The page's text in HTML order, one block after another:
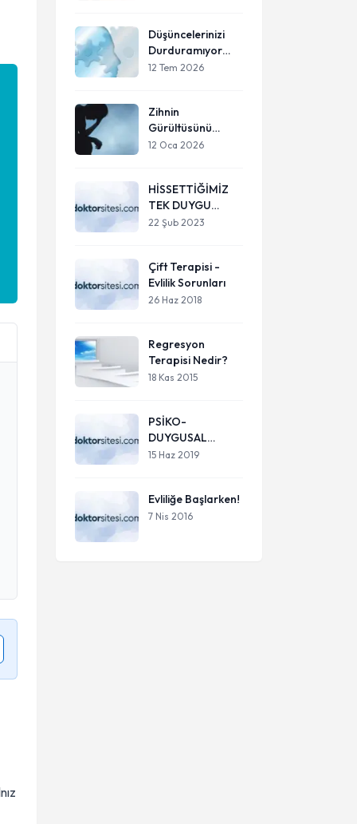
Düşüncelerinizi
Durduramıyor
musunuz?
Zihninizin
Kontrolünü Geri
Alın
12 Tem 2026
Zihnin
Gürültüsünü
Dindirmek:
Yolculuğu
12 Oca 2026
HİSSETTİĞİMİZ
TEK DUYGU
ÖFKE DEĞİLDİR…
22 Şub 2023
Çift Terapisi -
Evlilik Sorunları
26 Haz 2018
Regresyon
Terapisi Nedir?
18 Kas 2015
PSİKO-
DUYGUSAL
DURUM
ETKİLİYOR?
15 Haz 2019
Evliliğe Başlarken!
7 Nis 2016